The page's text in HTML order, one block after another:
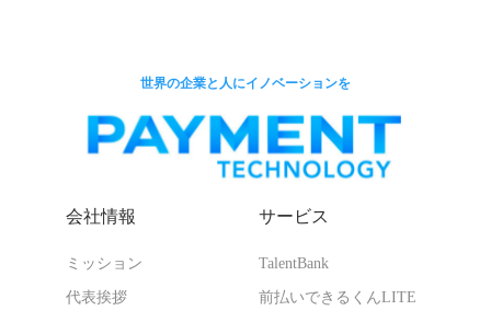
世界の企業と人にイノベーションを
会社情報
ミッション
代表挨拶
サービス
TalentBank
前払いできるくんLITE